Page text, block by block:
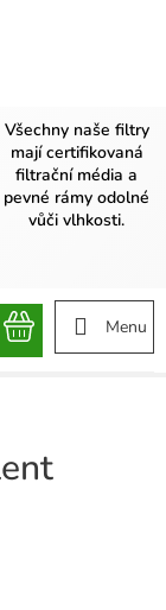
Všechny naše filtry
mají certifikovaná
filtrační média a
pevné rámy odolné
vůči vlhkosti.
NÁKUPNÍ